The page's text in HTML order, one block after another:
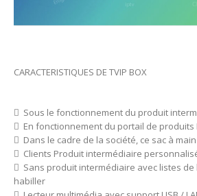
CARACTERISTIQUES DE TVIP BOX
 Sous le fonctionnement du produit
 En fonctionnement du portail de produits
 Dans le cadre de la société, ce sac à
 Clients Produit intermédiaire personnalisé
 Sans produit intermédiaire avec listes de
habiller